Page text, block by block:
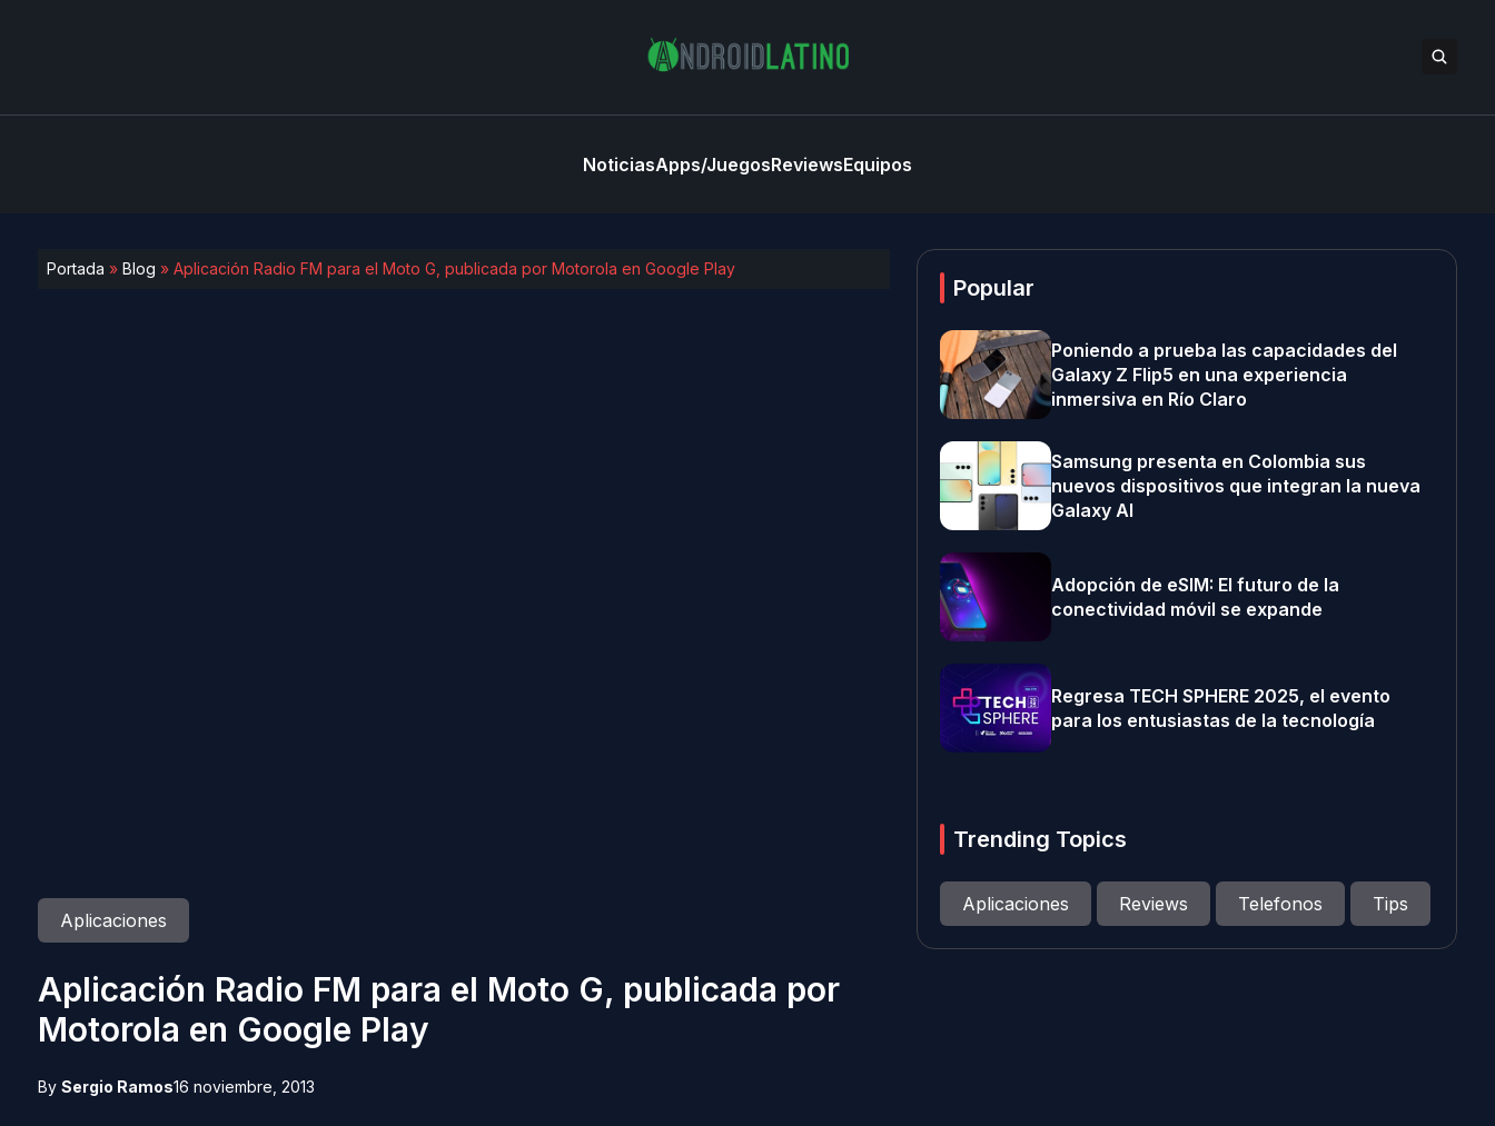
NoticiasApps/JuegosReviewsEquipos
Portada » Blog » Aplicación Radio FM para el Moto G, publicada por Motorola en Google Play
Aplicaciones
Aplicación Radio FM para el Moto G, publicada por
Motorola en Google Play
By Sergio Ramos16 noviembre, 2013
Popular
Poniendo a prueba las capacidades del
Galaxy Z Flip5 en una experiencia
inmersiva en Río Claro
Samsung presenta en Colombia sus
nuevos dispositivos que integran la nueva
Galaxy AI
Adopción de eSIM: El futuro de la
conectividad móvil se expande
Regresa TECH SPHERE 2025, el evento
para los entusiastas de la tecnología
Trending Topics
Aplicaciones Reviews Telefonos Tips